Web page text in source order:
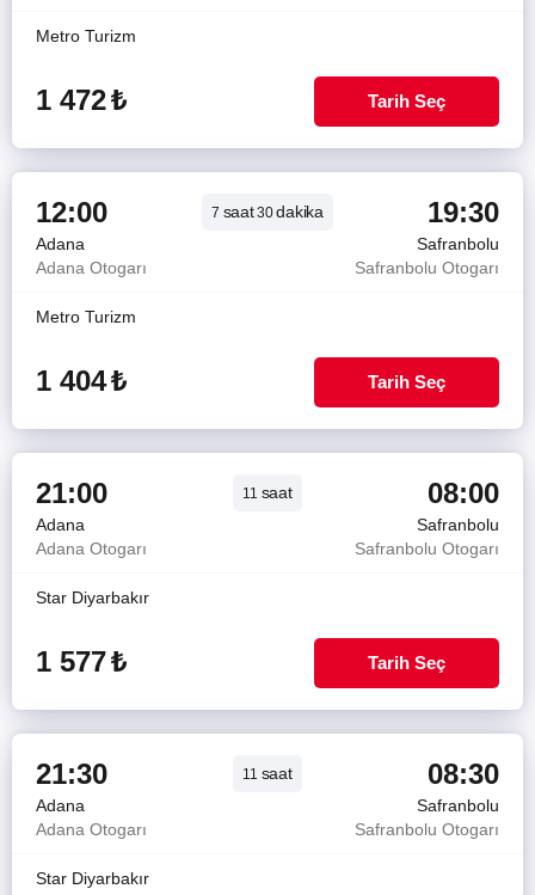
Metro Turizm
1 472₺ Tarih Seç
12:00 7 saat30dakika 19:30
Adana
Safranbolu
Adana Otogarı
Safranbolu Otogarı
Metro Turizm
1 404₺ Tarih Seç
21:00 11 saat 08:00
Adana
Safranbolu
Adana Otogarı
Safranbolu Otogarı
Star Diyarbakır
1 577₺ Tarih Seç
21:30 11 saat 08:30
Adana
Safranbolu
Adana Otogarı
Safranbolu Otogarı
Star Diyarbakır